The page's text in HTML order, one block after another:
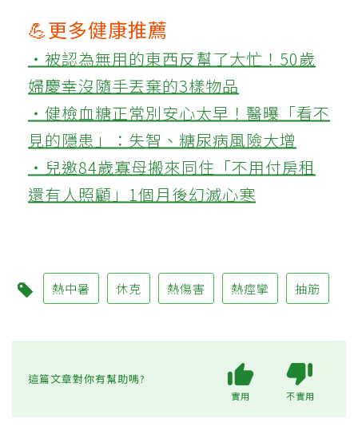
💪更多健康推薦
‧被認為無用的東西反幫了大忙！50歲
婦慶幸沒隨手丟棄的3樣物品
‧健檢血糖正常別安心太早！醫曝「看不
見的隱患」：失智、糖尿病風險大增
‧兒邀84歲寡母搬來同住「不用付房租
還有人照顧」1個月後幻滅心寒
熱中暑 休克 熱傷害 熱痙攣 抽筋
這篇文章對你有幫助嗎?
實用 不實用